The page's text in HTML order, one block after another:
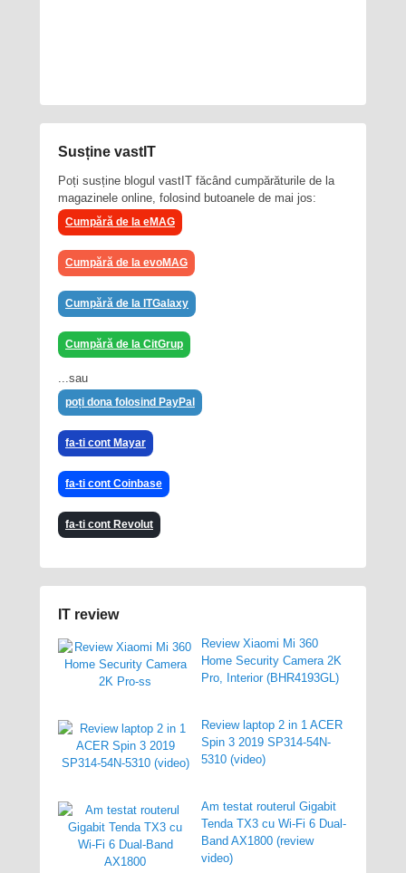
Susține vastIT
Poți susține blogul vastIT făcând cumpărăturile de la
magazinele online, folosind butoanele de mai jos:
Cumpără de la eMAG
Cumpără de la evoMAG
Cumpără de la ITGalaxy
Cumpără de la CitGrup
...sau
poți dona folosind PayPal
fa-ti cont Mayar
fa-ti cont Coinbase
fa-ti cont Revolut
IT review
Review Xiaomi Mi 360
Home Security Camera 2K
Pro, Interior (BHR4193GL)
Review laptop 2 in 1 ACER
Spin 3 2019 SP314-54N-
5310 (video)
Am testat routerul Gigabit
Tenda TX3 cu Wi-Fi 6 Dual-
Band AX1800 (review
video)